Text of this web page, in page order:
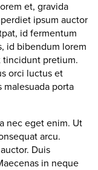
et, gravida
ipsum auctor
id fermentum
id bibendum lorem
tincidunt pretium.
orci luctus et
malesuada porta
nec eget enim. Ut
arcu.
Duis
in neque